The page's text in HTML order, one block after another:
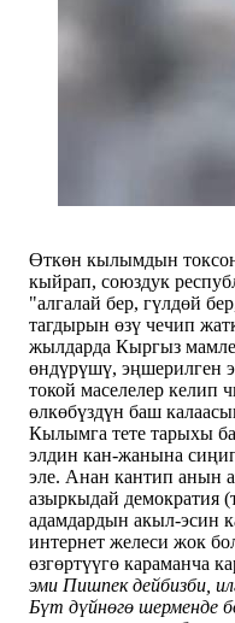
Өткөн кылымдын
кыйрап, союздук
"алгалай бер, гүлдөй
тагдырын өзү чечип
жылдарда Кыргыз
өндүрүшү, эңшерилген
токой маселелер келип
өлкөбүздүн баш
Кылымга тете тарыхы
элдин кан-жанына
эле. Анан кантип анын
азыркыдай демократия
адамдардын акыл-эсин
интернет желеси жок
өзгөртүүгө караманча
эми Пишпек дейбизби,
Бүт дүйнөгө шерменде